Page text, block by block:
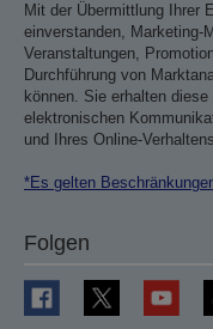
Mit der Übermittlung Ihrer
einverstanden, Marketing-
Veranstaltungen,
Durchführung von
können. Sie erhalten
elektronischen
und Ihres Online-
*Es gelten
Folgen